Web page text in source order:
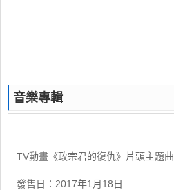
音樂專輯
TV動畫《政宗君的復仇》片頭主題曲
發售日：2017年1月18日